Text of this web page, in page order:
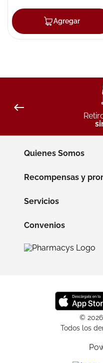
Agregar
Quienes Somos
Recompensas y
Servicios
Convenios
©
Todos los